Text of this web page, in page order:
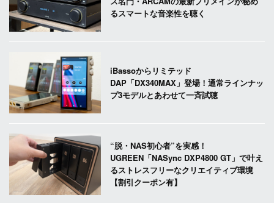
るスマートな音楽性を聴く
iBassoからリミテッド
DAP「DX340MAX」登場！通常ラインナッ
プ3モデルとあわせて一斉試聴
“脱・NAS初心者”を実感！
UGREEN「NASync DXP4800 GT」で叶え
るストレスフリーなクリエイティブ環境
【割引クーポン有】